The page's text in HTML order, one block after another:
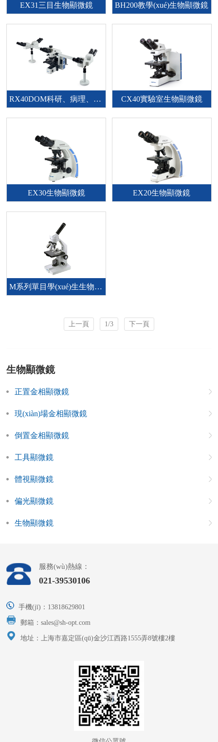
EX31三目生物顯微鏡 BH200教學(xué)生物顯微鏡
RX40DOM科研、病理、教學(xué)多人共覽顯微鏡 CX40實驗室生物顯微鏡
EX30生物顯微鏡 EX20生物顯微鏡
M系列單目學(xué)生生物顯微鏡
上一頁 1/3 下一頁
生物顯微鏡
正置金相顯微鏡
現(xiàn)場金相顯微鏡
倒置金相顯微鏡
工具顯微鏡
體視顯微鏡
偏光顯微鏡
生物顯微鏡
服務(wù)熱線：
021-39530106
手機(jī)：13818629801
郵箱：sales@sh-opt.com
地址：上海市嘉定區(qū)金沙江西路1555弄8號樓2樓